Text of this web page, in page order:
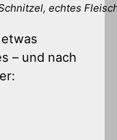
echtes
– und nach